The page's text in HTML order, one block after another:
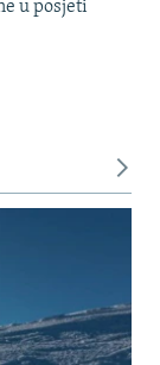
u posjeti